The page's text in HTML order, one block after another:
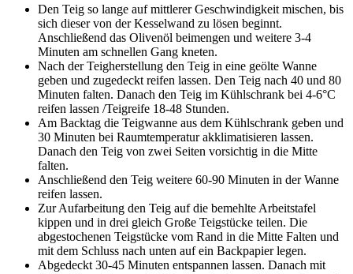
Den Teig so lange auf mittlerer Geschwindigkeit mischen, bis
sich dieser von der Kesselwand zu lösen beginnt.
Anschließend das Olivenöl beimengen und weitere 3-4
Minuten am schnellen Gang kneten.
Nach der Teigherstellung den Teig in eine geölte Wanne
geben und zugedeckt reifen lassen. Den Teig nach 40 und 80
Minuten falten. Danach den Teig im Kühlschrank bei 4-6°C
reifen lassen /Teigreife 18-48 Stunden.
Am Backtag die Teigwanne aus dem Kühlschrank geben und
30 Minuten bei Raumtemperatur akklimatisieren lassen.
Danach den Teig von zwei Seiten vorsichtig in die Mitte
falten.
Anschließend den Teig weitere 60-90 Minuten in der Wanne
reifen lassen.
Zur Aufarbeitung den Teig auf die bemehlte Arbeitstafel
kippen und in drei gleich Große Teigstücke teilen. Die
abgestochenen Teigstücke vom Rand in die Mitte Falten und
mit dem Schluss nach unten auf ein Backpapier legen.
Abgedeckt 30-45 Minuten entspannen lassen. Danach mit